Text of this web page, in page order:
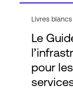
A propos de
Livres blancs
Le
pour